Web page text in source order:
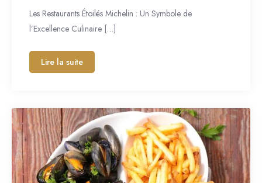
Les Restaurants Étoilés Michelin : Un Symbole de
l’Excellence Culinaire […]
Lire la suite